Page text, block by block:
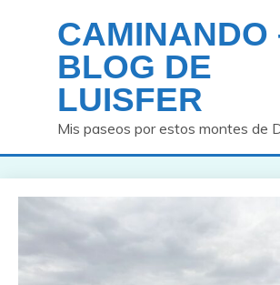
contenido
CAMINANDO
BLOG DE
LUISFER
Mis paseos por estos montes de